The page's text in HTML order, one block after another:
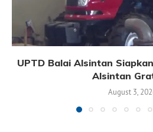
UPTD Balai Alsintan
Alsintan
August 3,